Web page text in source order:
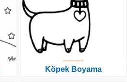
Köpek Boyama